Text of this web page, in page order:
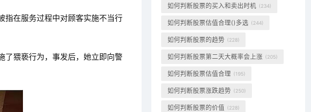
指在服务过程中对顾客实施不当行
了猥亵行为，事发后，她立即向警
如何判断股票的买入和卖出时机 (234)
如何判断股票估值合理()多选 (244)
如何判断股票的趋势 (228)
如何判断股票第二天大概率会上涨 (205)
如何判断股票估值合理 (195)
如何判断股票涨跌趋势 (250)
如何判断股票的价值 (228)